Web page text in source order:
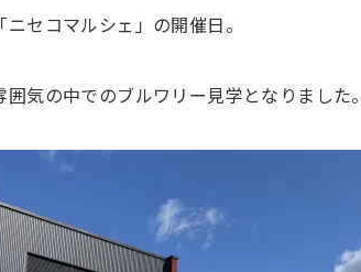
セコマルシェ」の開催日。
気の中でのブルワリー見学となりました。